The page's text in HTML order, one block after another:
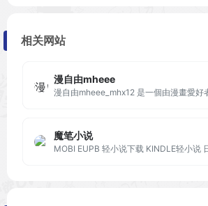
相关网站
漫自由mheee
魔笔小说
MOBI EUPB 轻小说下载 KINDLE轻小说